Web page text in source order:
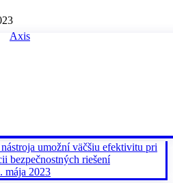
Axis
umožní väčšiu efektivitu pri
bezpečnostných riešení
mája 2023